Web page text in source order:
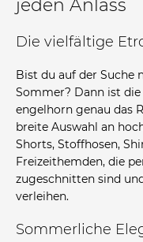
jeden Anlass
Die vielfältige
Bist du auf der Suche
Sommer? Dann ist
engelhorn genau das
breite Auswahl an
Shorts, Stoffhosen,
Freizeithemden, die
zugeschnitten sind
verleihen.
Sommerliche